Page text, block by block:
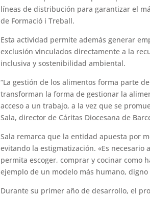
líneas de distribución para garantizar el
de Formació i Treball.
Esta actividad permite además generar
exclusión vinculados directamente a la
inclusiva y sostenibilidad ambiental.
“La gestión de los alimentos forma parte
transforman la forma de gestionar la
acceso a un trabajo, a la vez que se
Sala, director de Cáritas Diocesana de
Sala remarca que la entidad apuesta por
evitando la estigmatización. «Es
permita escoger, comprar y cocinar como
ejemplo de un modelo más humano,
Durante su primer año de desarrollo, el